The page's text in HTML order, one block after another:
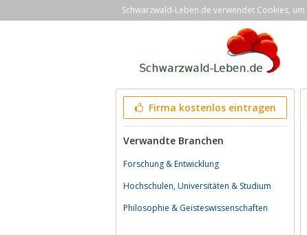
Schwarzwald-Leben.de verwendet Cookies,
Firma kostenlos eintragen
Verwandte Branchen
Forschung & Entwicklung
Hochschulen, Universitäten & Studium
Philosophie & Geisteswissenschaften